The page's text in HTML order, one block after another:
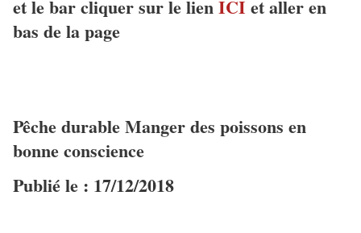
et le bar cliquer sur le lienICI et aller en
bas de la page
Pêche durable Manger des poissons en
bonne conscience
Publié le : 17/12/2018